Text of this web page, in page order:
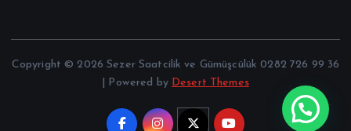
Copyright © 2026 Sezer Saatcilik ve Gümüşcülük 0282 726 99 36
| Powered by Desert Themes
Şimdi Müsaitim ,,,